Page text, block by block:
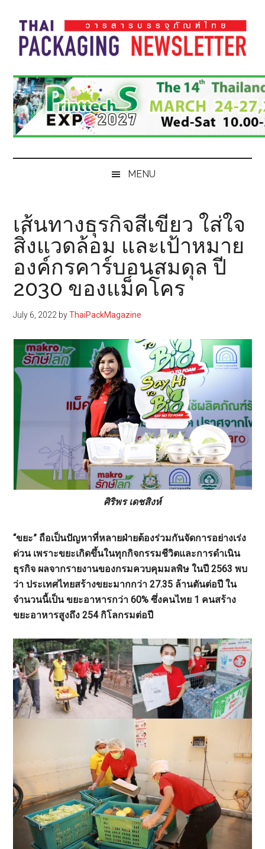
main
content
secondary
menu
primary
sidebar
footer
Thai
Pack
Magazine
Pack
Magazine
MENU
เส้นทางธุรกิจสีเขียว ใส่ใจ
สิ่งแวดล้อม และเป้าหมาย
องค์กรคาร์บอนสมดุล ปี
2030 ของแม็คโคร
July 6, 2022 byThaiPackMagazine
ศิริพร เดชสิงห์
“ขยะ” ถือเป็นปัญหาที่หลายฝ่ายต้องร่วมกันจัดการอย่างเร่ง
ด่วน เพราะขยะเกิดขึ้นในทุกกิจกรรมชีวิตและการดำเนิน
ธุรกิจ ผลจากรายงานของกรมควบคุมมลพิษ ในปี 2563 พบ
ว่า ประเทศไทยสร้างขยะมากกว่า 27.35 ล้านตันต่อปี ใน
จำนวนนี้เป็น ขยะอาหารกว่า 60% ซึ่งคนไทย 1 คนสร้าง
ขยะอาหารสูงถึง 254 กิโลกรมต่อปี